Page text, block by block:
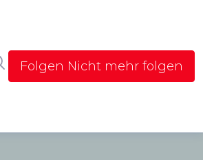
Im Newsroom suchen
Folgen Nicht mehr folgen